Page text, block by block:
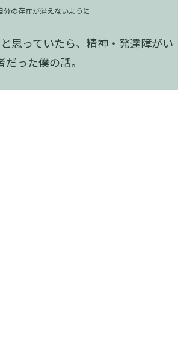
分の存在が消えないように
思っていたら、精神・発達障がい
だった僕の話。